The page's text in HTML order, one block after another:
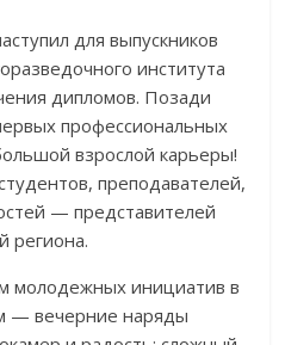
для выпускников
института
дипломов. Позади
профессиональных
взрослой карьеры!
преподавателей,
— представителей
региона.
молодежных инициатив в
— вечерние наряды